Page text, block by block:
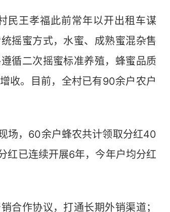
王孝福此前常年以开出租车谋
摇蜜方式，水蜜、成熟蜜混杂售
循二次摇蜜标准养殖，蜂蜜品质
收。目前，全村已有90余户农户
，60余户蜂农共计领取分红40
红已连续开展6年，今年户均分红
作协议，打通长期外销渠道；